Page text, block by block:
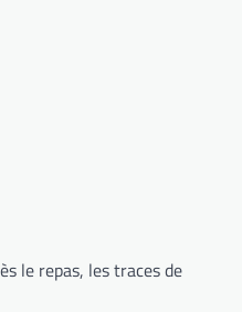
le repas, les traces de